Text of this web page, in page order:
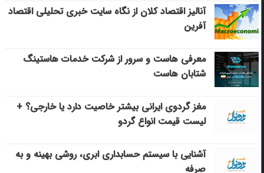
آنالیز اقتصاد کلان از نگاه سایت خبری تحلیلی اقتصاد
آفرین
معرفی هاست و سرور از شرکت خدمات هاستینگ
شتابان هاست
مغز گردوی ایرانی بیشتر خاصیت دارد یا خارجی؟ +
لیست قیمت انواع گردو
آشنایی با سیستم حسابداری ابری، روشی بهینه و به
صرفه